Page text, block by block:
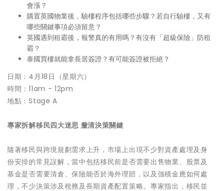
會漲？
購置英國物業後，驗樓程序包括哪些步驟？若自行驗樓，又有
哪些關鍵事項必須留意？
英國遇到租霸後，報警真的有用嗎？有沒有「超級保險」防租
霸？
泰國買樓就能拿長居簽證？有可能簽證被拒絕？
日期：4月18日（星期六）
時間：11am - 12pm
地點：Stage A
專家拆解移民四大迷思 釐清決策關鍵
隨著移民與跨境規劃需求上升，市場上出現不少對資產處理及身
份安排的常見誤解，當中包括移民前是否需要出售物業、股票及
基金是否需要清倉、保險能否於海外理賠，以及強積金應如何處
理，不少決策涉及稅務及長期資產配置策略。專家指出，移民並